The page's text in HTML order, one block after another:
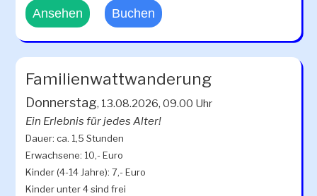
Ansehen Buchen
Familienwattwanderung
Donnerstag, 13.08.2026, 09.00 Uhr
Ein Erlebnis für jedes Alter!
Dauer: ca. 1,5 Stunden
Erwachsene: 10,- Euro
Kinder (4-14 Jahre): 7,- Euro
Kinder unter 4 sind frei